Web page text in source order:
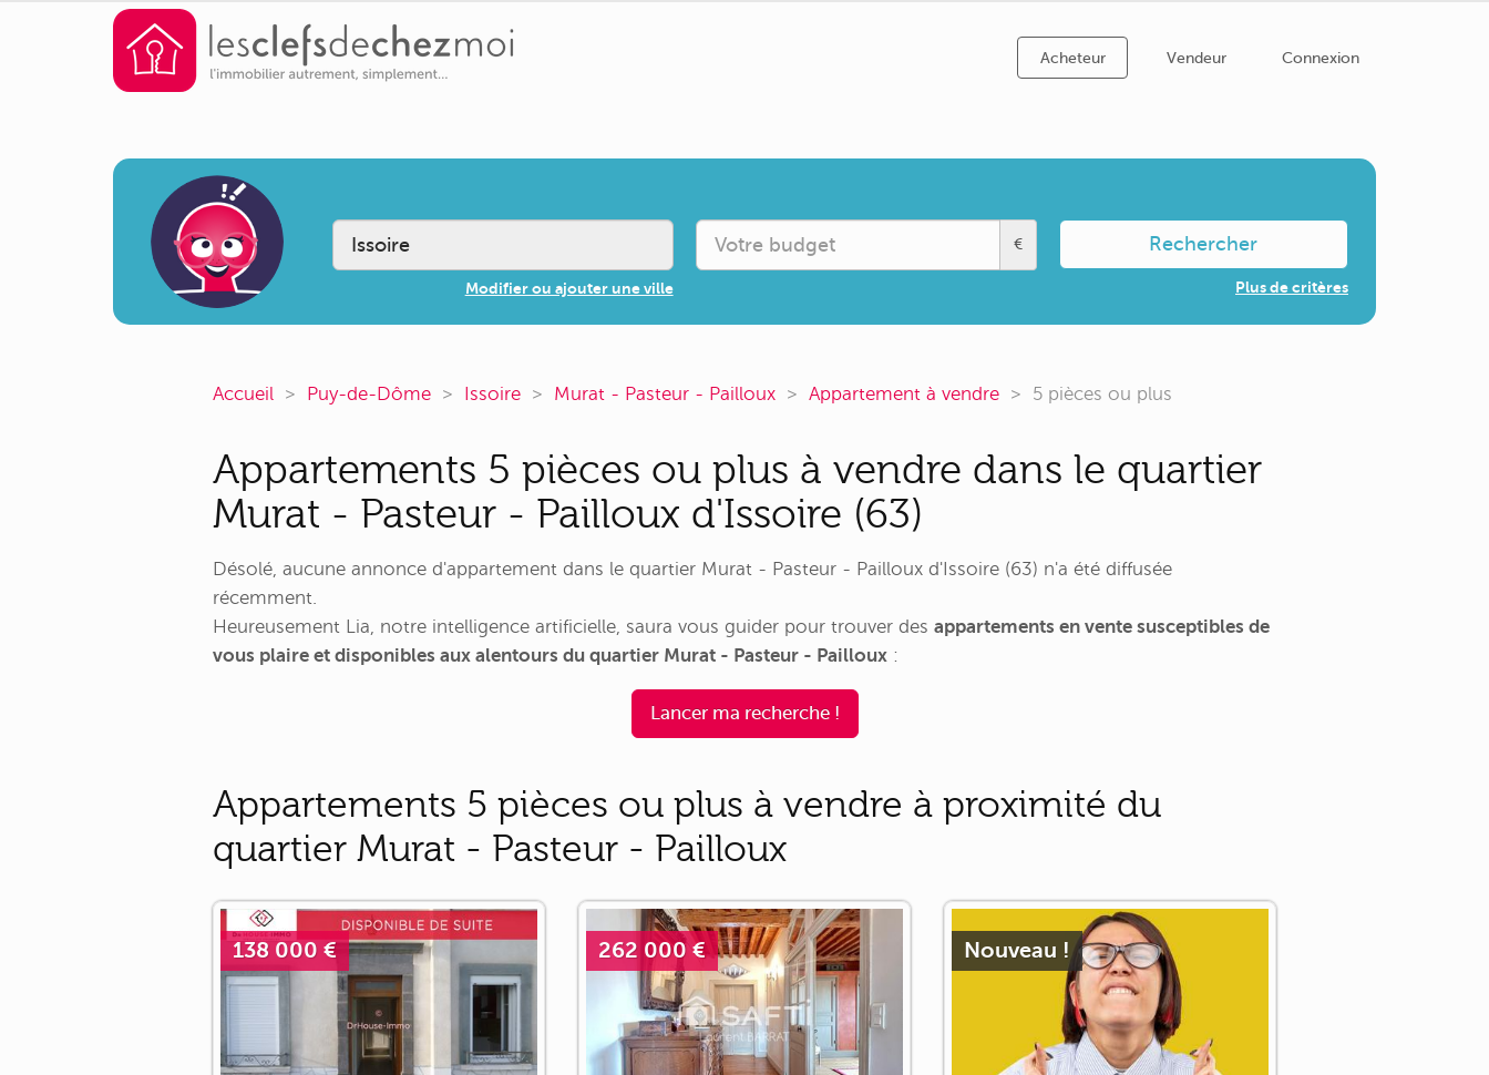
Acheteur Vendeur Connexion
Modifier ou ajouter une ville
€ Rechercher
Plus de critères
Accueil Puy-de-Dôme Issoire Murat - Pasteur - Pailloux Appartement à vendre 5 pièces ou plus
Appartements 5 pièces ou plus à vendre dans le quartier
Murat - Pasteur - Pailloux d'Issoire (63)
Désolé, aucune annonce d'appartement dans le quartier Murat - Pasteur - Pailloux d'Issoire (63) n'a été diffusée
récemment.
Heureusement Lia, notre intelligence artificielle, saura vous guider pour trouver des appartements en vente susceptibles de
vous plaire et disponibles aux alentours du quartier Murat - Pasteur - Pailloux :
Lancer ma recherche !
Appartements 5 pièces ou plus à vendre à proximité du
quartier Murat - Pasteur - Pailloux
138 000 € 262 000 € Nouveau !